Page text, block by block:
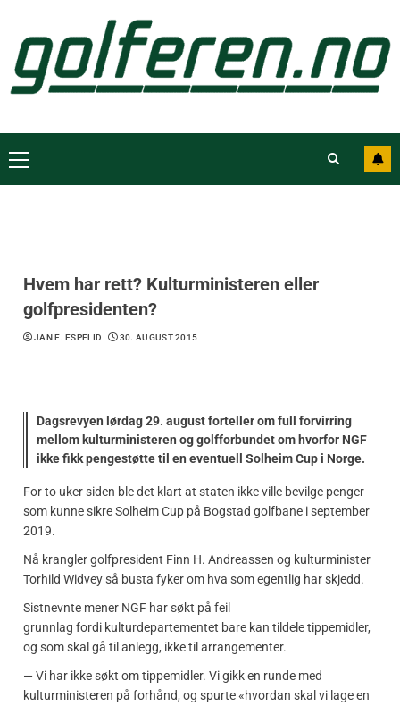
Hvem har rett? Kulturministeren eller
golfpresidenten?
JAN E. ESPELID 30. AUGUST 2015
Dagsrevyen lørdag 29. august forteller om full forvirring
mellom kulturministeren og golfforbundet om hvorfor NGF
ikke fikk pengestøtte til en eventuell Solheim Cup i Norge.
For to uker siden ble det klart at staten ikke ville bevilge penger
som kunne sikre Solheim Cup på Bogstad golfbane i september
2019.
Nå krangler golfpresident Finn H. Andreassen og kulturminister
Torhild Widvey så busta fyker om hva som egentlig har skjedd.
Sistnevnte mener NGF har søkt på feil
grunnlag fordi kulturdepartementet bare kan tildele tippemidler,
og som skal gå til anlegg, ikke til arrangementer.
— Vi har ikke søkt om tippemidler. Vi gikk en runde med
kulturministeren på forhånd, og spurte «hvordan skal vi lage en